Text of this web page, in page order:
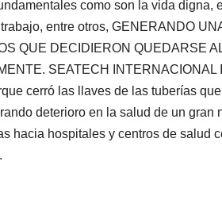
como son la vida digna,
entre otros, GENERANDO
QUE DECIDIERON QUEDARSE
SEATECH
cerró las llaves de las tuberías
deterioro en la salud de un
hacia hospitales y centros de salud